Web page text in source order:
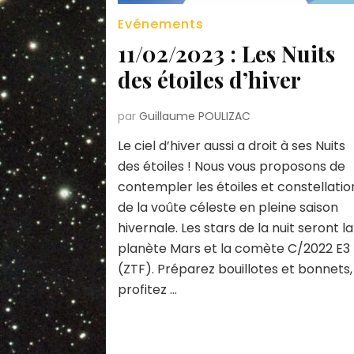
Evénements
11/02/2023 : Les Nuits
des étoiles d’hiver
parGuillaume POULIZAC
Le ciel d’hiver aussi a droit à ses Nuits
des étoiles ! Nous vous proposons de
contempler les étoiles et
de la voûte céleste en pleine saison
hivernale. Les stars de la nuit seront la
planète Mars et la comète C/2022 E3
(ZTF). Préparez bouillotes et
profitez …